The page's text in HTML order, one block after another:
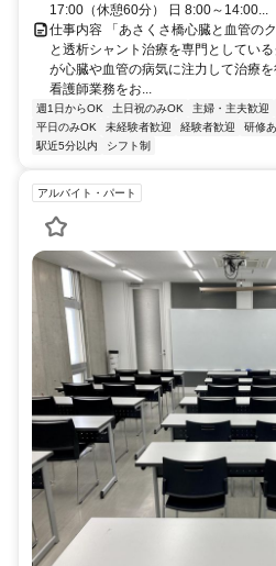
17:00（休憩60分） 日 8:00～14:00...
仕事内容 「あさくさ橋心臓と血管の
と透析シャント治療を専門としてい
が心臓や血管の病気に注力して治療
看護師業務をお...
週1日からOK 土日祝のみOK 主婦・主夫歓迎
平日のみOK
未経験者歓迎 経験者歓迎 研修
駅近5分以内
シフト制
アルバイト・パート